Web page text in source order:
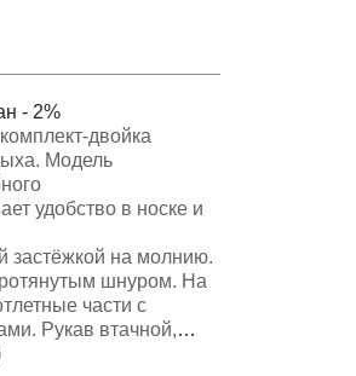
- 2%
двойка
Модель
удобство в носке и
застёжкой на молнию.
шнуром. На
части с
Рукав втачной,
Низ спинки